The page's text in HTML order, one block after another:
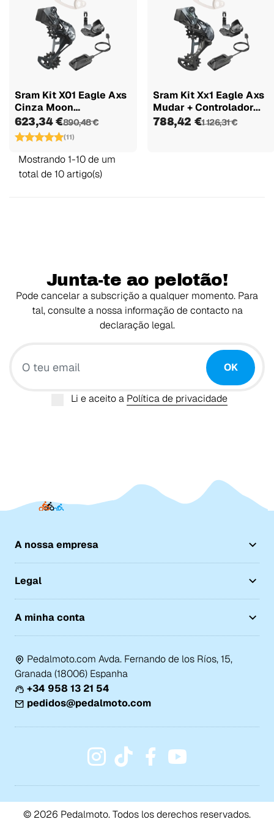
Sram Kit X01 Eagle Axs
Cinza Moon
Change+rocker...
623,34 €890,48 €
(11)
Sram Kit Xx1 Eagle Axs
Mudar + Controlador...
788,42 €1 126,31 €
Mostrando 1-10 de um
total de 10 artigo(s)
Junta-te ao pelotão!
Pode cancelar a subscrição a qualquer momento. Para
tal, consulte a nossa informação de contacto na
declaração legal.
OK
Li e aceito a Política de privacidade
A nossa empresa
Legal
A minha conta
Pedalmoto.com Avda. Fernando de los Ríos, 15,
Granada (18006) Espanha
+34 958 13 21 54
pedidos@pedalmoto.com
© 2026 Pedalmoto. Todos los derechos reservados.